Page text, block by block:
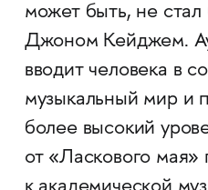
может быть, не стал
Джоном Кейджем.
вводит человека в
музыкальный мир и
более высокий
от «Ласкового